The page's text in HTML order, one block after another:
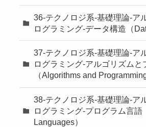
36-テクノロジ系-基礎理論-ア
ログラミング-データ構造（
37-テクノロジ系-基礎理論-ア
ログラミング-アルゴリズムと
（Algorithms and Programming
38-テクノロジ系-基礎理論-ア
ログラミング-プログラム言語
Languages）